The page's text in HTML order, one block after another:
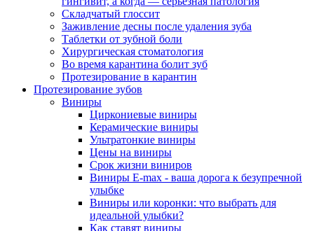
Складчатый глоссит
Заживление десны после удаления зуба
Таблетки от зубной боли
Хирургическая стоматология
Во время карантина болит зуб
Протезирование в карантин
Протезирование зубов
Виниры
Циркониевые виниры
Керамические виниры
Ультратонкие виниры
Цены на виниры
Срок жизни виниров
Виниры E-max - ваша дорога к безупречной
улыбке
Виниры или коронки: что выбрать для
идеальной улыбки?
Как ставят виниры